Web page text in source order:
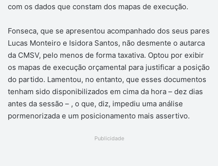
com os dados que constam dos mapas de execução.
Fonseca, que se apresentou acompanhado dos seus pares
Lucas Monteiro e Isidora Santos, não desmente o autarca
da CMSV, pelo menos de forma taxativa. Optou por exibir
os mapas de execução orçamental para justificar a posição
do partido. Lamentou, no entanto, que esses documentos
tenham sido disponibilizados em cima da hora – dez dias
antes da sessão – , o que, diz, impediu uma análise
pormenorizada e um posicionamento mais assertivo.
Publicidade